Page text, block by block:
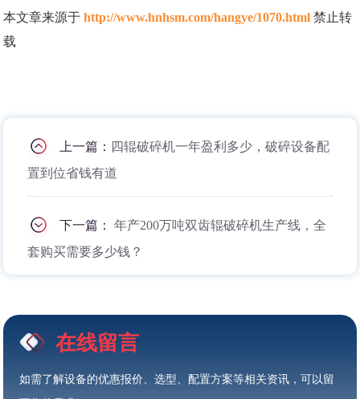
本文章来源于 http://www.hnhsm.com/hangye/1070.html 禁止转
载
上一篇： 四辊破碎机一年盈利多少，破碎设备配
置到位省钱有道
下一篇：年产200万吨双齿辊破碎机生产线，全
套购买需要多少钱？
在线留言
如需了解设备的优惠报价、选型、配置方案等相关资讯，可以留